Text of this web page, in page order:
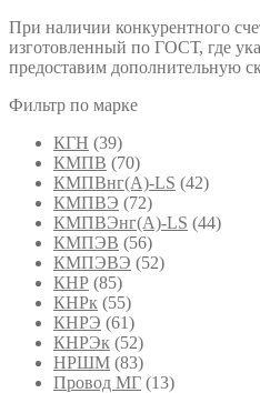
При наличии конкурентного
изготовленный по ГОСТ, где
предоставим дополнительную
Фильтр по марке
КГН (39)
КМПВ (70)
КМПВнг(А)-LS (42)
КМПВЭ (72)
КМПВЭнг(А)-LS (44)
КМПЭВ (56)
КМПЭВЭ (52)
КНР (85)
КНРк (55)
КНРЭ (61)
КНРЭк (52)
НРШМ (83)
Провод МГ (13)